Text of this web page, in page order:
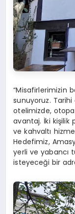
“Misafirlerimizin
sunuyoruz.
otelimizde,
avantaj. İki kişilik
ve kahvaltı
Hedefimiz,
yerli ve yabancı
isteyeceği bir